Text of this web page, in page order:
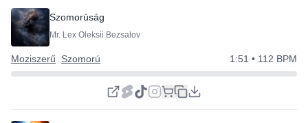
Szomorúság
Mr. Lex Oleksii Bezsalov
Moziszerű Szomorú 1:51 • 112 BPM